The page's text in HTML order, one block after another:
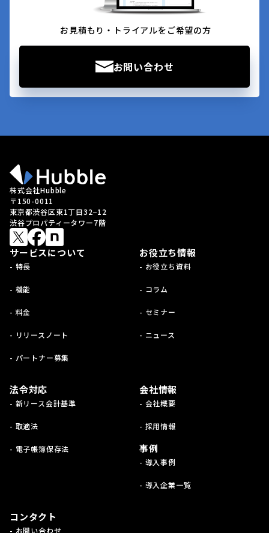
お見積もり・トライアルをご希望の方
お問い合わせ
株式会社Hubble
〒150-0011
東京都渋谷区東1丁目32−12
渋谷プロパティータワー7階
サービスについて
- 特長
- 機能
- 料金
- リリースノート
- パートナー募集
お役立ち情報
- お役立ち資料
- コラム
- セミナー
- ニュース
法令対応
- 新リース会計基準
- 取適法
- 電子帳簿保存法
会社情報
- 会社概要
- 採用情報
事例
- 導入事例
- 導入企業一覧
コンタクト
- お問い合わせ